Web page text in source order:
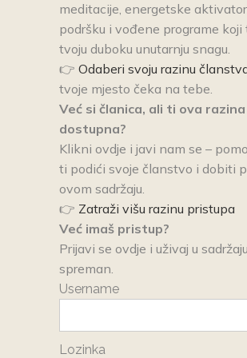
meditacije, energetske
podršku i vođene programe koji
tvoju duboku unutarnju snagu.
👉 Odaberi svoju razinu
tvoje mjesto čeka na tebe.
Već si članica, ali ti ova
dostupna?
Klikni ovdje i javi nam se –
ti podići svoje članstvo i dobiti
ovom sadržaju.
👉 Zatraži višu razinu pristupa
Već imaš pristup?
Prijavi se ovdje i uživaj u
spreman.
Username
Lozinka